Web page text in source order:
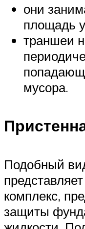
они
площадь
траншеи
мусора.
Подобный
комплекс,
защиты